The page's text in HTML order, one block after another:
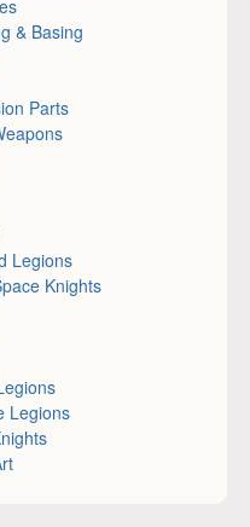
& Basing
Parts
Legions
Knights
Legions